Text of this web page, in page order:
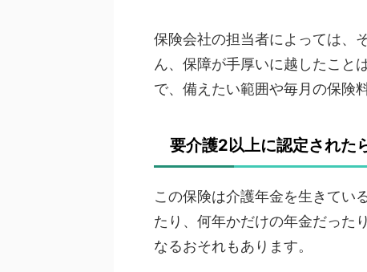
保険会社の担当者によっては、
ん、保障が手厚いに越したこと
で、備えたい範囲や毎月の保険
要介護2以上に認定された
この保険は介護年金を生きてい
たり、何年かだけの年金だった
なるおそれもあります。